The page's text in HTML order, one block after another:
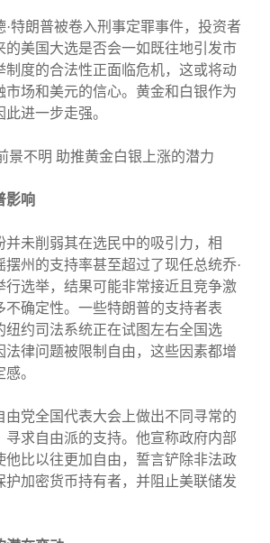
·特朗普被卷入刑事定罪事件，投资者
的美国大选是否会一如既往地引发市
制度的合法性正面临危机，这或将动
市场和美元的信心。黄金和白银作为
进一步走强。
影响
并未削弱其在选民中的吸引力，相
摆州的支持率甚至超过了现任总统乔·
行选举，结果可能非常接近且竞争激
不确定性。一些特朗普的支持者表
纽约司法系统正在试图左右全国选
法律问题被限制自由，这些因素都增
。
由党全国代表大会上做出不同寻常的
寻求自由派的支持。他宣称政府内部
他比以往更加自由，誓言铲除非法政
护加密货币持有者，并阻止美联储发